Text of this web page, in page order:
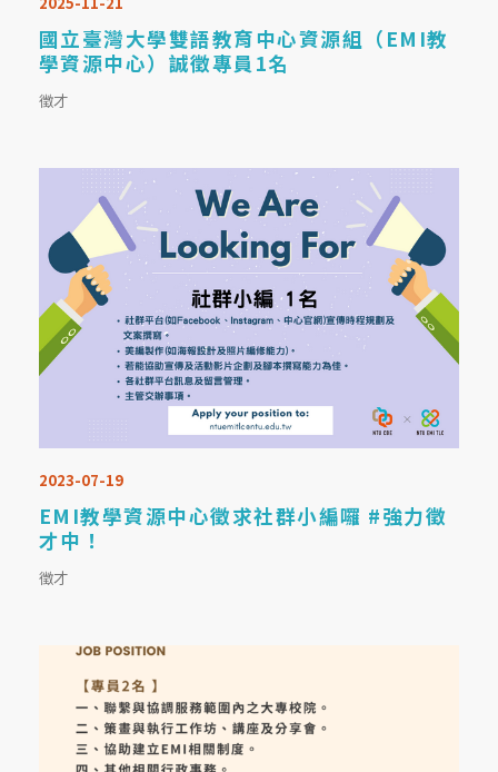
國立臺灣大學雙語教育中心資源組（EMI教
學資源中心）誠徵專員1名
徵才
2023-07-19
EMI教學資源中心徵求社群小編囉 #強力徵
才中！
徵才